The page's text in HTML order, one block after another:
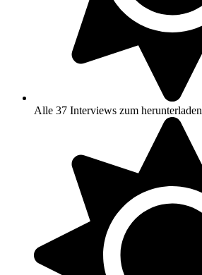
Alle 37 Interviews zum herunterladen